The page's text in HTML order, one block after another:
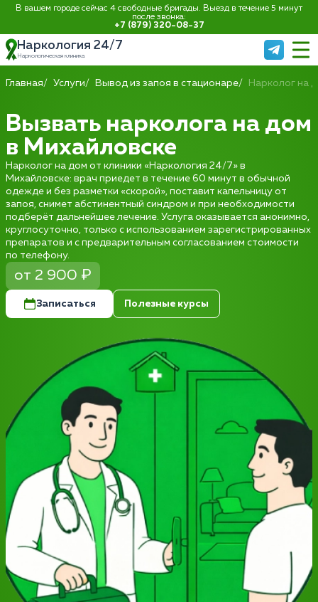
В вашем городе сейчас 4 свободные бригады. Выезд в течение 5 минут
после звонка:
+7 (879) 320-08-37
Наркология 24/7
Наркологическая клиника
Главная Услуги Вывод из запоя в стационаре Нарколог на
Вызвать нарколога на дом
в Михайловске
Нарколог на дом от клиники «Наркология 24/7» в
Михайловске: врач приедет в течение 60 минут в обычной
одежде и без разметки «скорой», поставит капельницу от
запоя, снимет абстинентный синдром и при необходимости
подберёт дальнейшее лечение. Услуга оказывается анонимно,
круглосуточно, только с использованием зарегистрированных
препаратов и с предварительным согласованием стоимости
по телефону.
от 2 900 ₽
Записаться Полезные курсы